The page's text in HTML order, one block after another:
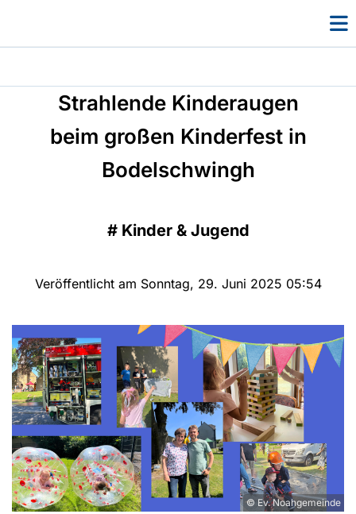
Strahlende Kinderaugen
beim großen Kinderfest in
Bodelschwingh
# Kinder & Jugend
Veröffentlicht am Sonntag, 29. Juni 2025 05:54
© Ev. Noahgemeinde